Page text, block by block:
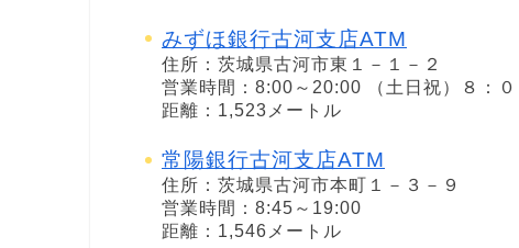
みずほ銀行古河支店ATM
住所：茨城県古河市東１－１－２
営業時間：8:00～20:00 （土日祝）８：０
距離：1,523メートル
常陽銀行古河支店ATM
住所：茨城県古河市本町１－３－９
営業時間：8:45～19:00
距離：1,546メートル